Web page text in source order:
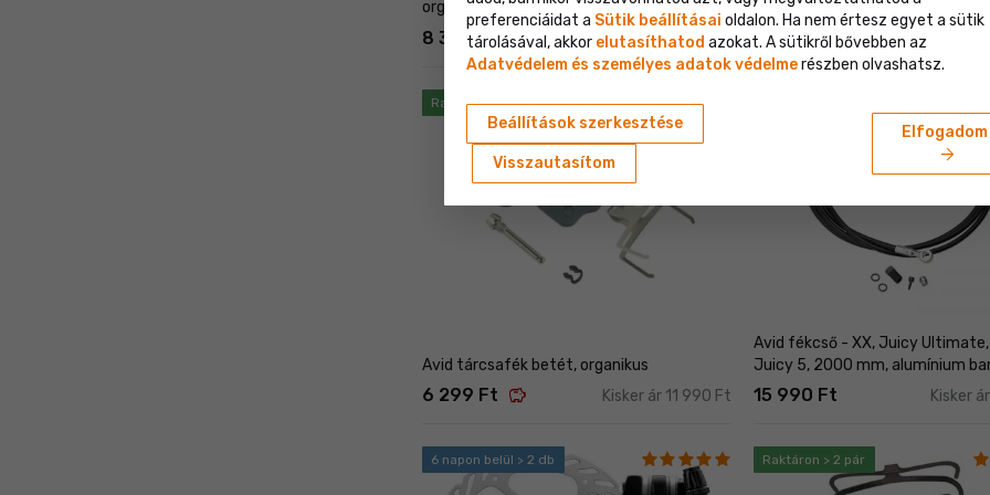
organikus
8 399 Ft savings Kisker ár 15 490 Ft
hátsó / 180mm első
6 499 Ft
Raktáron > 2 pár
Avid tárcsafék betét, organikus
6 299 Ft savings Kisker ár 11 990 Ft
Avid fékcső - XX, Juicy
Juicy 5, 2000 mm, alumínium
15 990 Ft Kisker
6 napon belül > 2 db Raktáron > 2 pár
preferenciáidat a Sütik beállításai oldalon. Ha nem értesz egyet a sütik
tárolásával, akkor elutasíthatod azokat. A sütikről bővebben az
Adatvédelem és személyes adatok védelmerészben olvashatsz.
Beállítások szerkesztése
Visszautasítom
Elfogadom
arrow_forward